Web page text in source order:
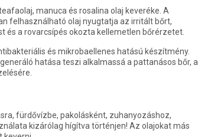
manuca és rosalina olaj keveréke. A
felhasználható olaj nyugtatja az irritált bőrt,
és a rovarcsípés okozta kellemetlen bőrérzetet.
és mikrobaellenes hatású készítmény.
hatása teszi alkalmassá a pattanásos bőr, a
fürdővízbe, pakolásként, zuhanyozáshoz,
kizárólag hígítva történjen! Az olajokat más